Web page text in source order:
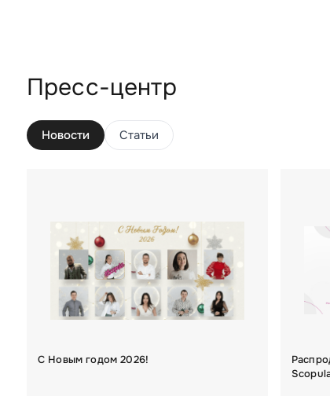
Пресс-центр
Новости Статьи
С Новым годом 2026!